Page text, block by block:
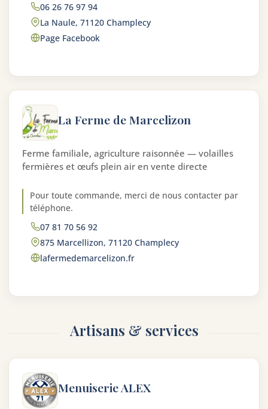
06 26 76 97 94
La Naule, 71120 Champlecy
Page Facebook
La Ferme de Marcelizon
Ferme familiale, agriculture raisonnée — volailles
fermières et œufs plein air en vente directe
Pour toute commande, merci de nous contacter par
téléphone.
07 81 70 56 92
875 Marcellizon, 71120 Champlecy
lafermedemarcelizon.fr
Artisans & services
Menuiserie ALEX